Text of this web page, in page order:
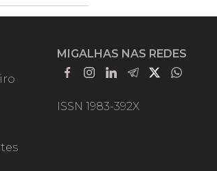
MIGALHAS NAS REDES
ISSN 1983-392X